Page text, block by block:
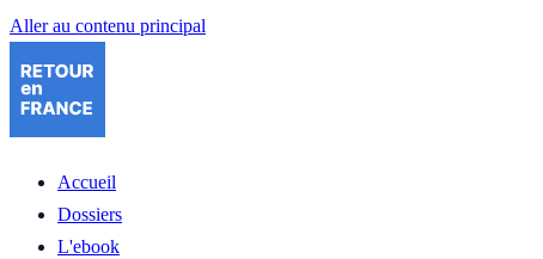
Aller au contenu principal
Accueil
Dossiers
L'ebook